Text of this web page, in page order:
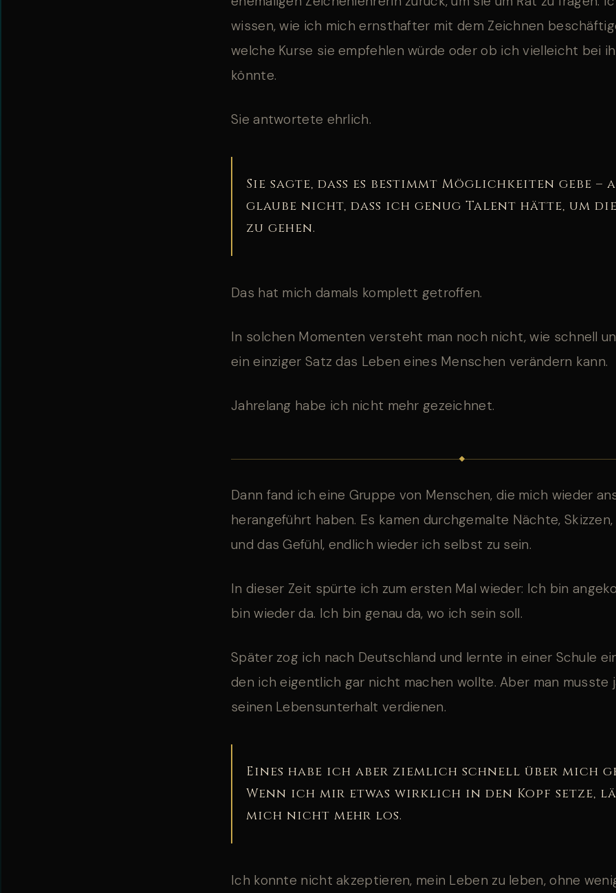
wissen, wie ich mich ernsthafter mit dem Zeichnen
welche Kurse sie empfehlen würde oder ob ich vielleicht bei
könnte.
Sie antwortete ehrlich.
Sie sagte, dass es bestimmt Möglichkeiten gebe –
glaube nicht, dass ich genug Talent hätte, um
zu gehen.
Das hat mich damals komplett getroffen.
In solchen Momenten versteht man noch nicht, wie schnell
ein einziger Satz das Leben eines Menschen verändern kann.
Jahrelang habe ich nicht mehr gezeichnet.
Dann fand ich eine Gruppe von Menschen, die mich wieder
herangeführt haben. Es kamen durchgemalte Nächte,
und das Gefühl, endlich wieder ich selbst zu sein.
In dieser Zeit spürte ich zum ersten Mal wieder: Ich bin
bin wieder da. Ich bin genau da, wo ich sein soll.
Später zog ich nach Deutschland und lernte in einer Schule
den ich eigentlich gar nicht machen wollte. Aber man musste
seinen Lebensunterhalt verdienen.
Eines habe ich aber ziemlich schnell über mich
Wenn ich mir etwas wirklich in den Kopf setze,
mich nicht mehr los.
Ich konnte nicht akzeptieren, mein Leben zu leben, ohne